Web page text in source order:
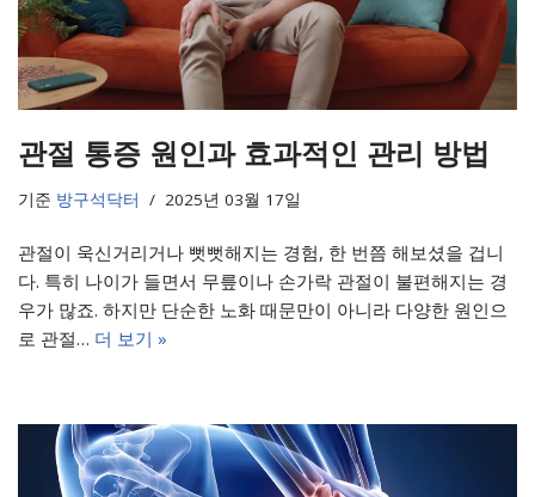
관절 통증 원인과 효과적인 관리 방법
기준 방구석닥터 2025년 03월 17일
관절이 욱신거리거나 뻣뻣해지는 경험, 한 번쯤 해보셨을 겁니
다. 특히 나이가 들면서 무릎이나 손가락 관절이 불편해지는 경
우가 많죠. 하지만 단순한 노화 때문만이 아니라 다양한 원인으
로 관절… 더 보기 »